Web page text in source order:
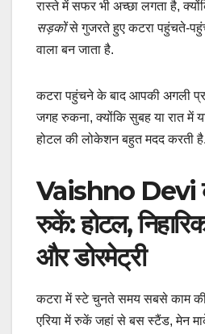
रास्ते में सफर भी अच्छा लगता है,
सड़कोंसे गुजरते हुए कटरा पहुंचते-
वाला बन जाता है.
कटरा पहुंचने के बाद आपकी अगली
जगह रुकना, क्योंकि सुबह या रात में
होटल की लोकेशन बहुत मदद करती है.
Vaishno Devi
रुकें: होटल,
और डोरमेट्री
कटरा में स्टे चुनते समय सबसे काम
एरिया में रुकें जहां से बस स्टैंड, मेन